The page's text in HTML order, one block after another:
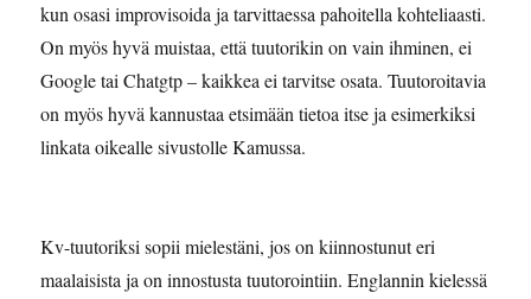
kun osasi improvisoida ja tarvittaessa pahoitella kohteliaasti.
On myös hyvä muistaa, että tuutorikin on vain ihminen, ei
Google tai Chatgtp – kaikkea ei tarvitse osata. Tuutoroitavia
on myös hyvä kannustaa etsimään tietoa itse ja esimerkiksi
linkata oikealle sivustolle Kamussa.
Kv-tuutoriksi sopii mielestäni, jos on kiinnostunut eri
maalaisista ja on innostusta tuutorointiin. Englannin kielessä